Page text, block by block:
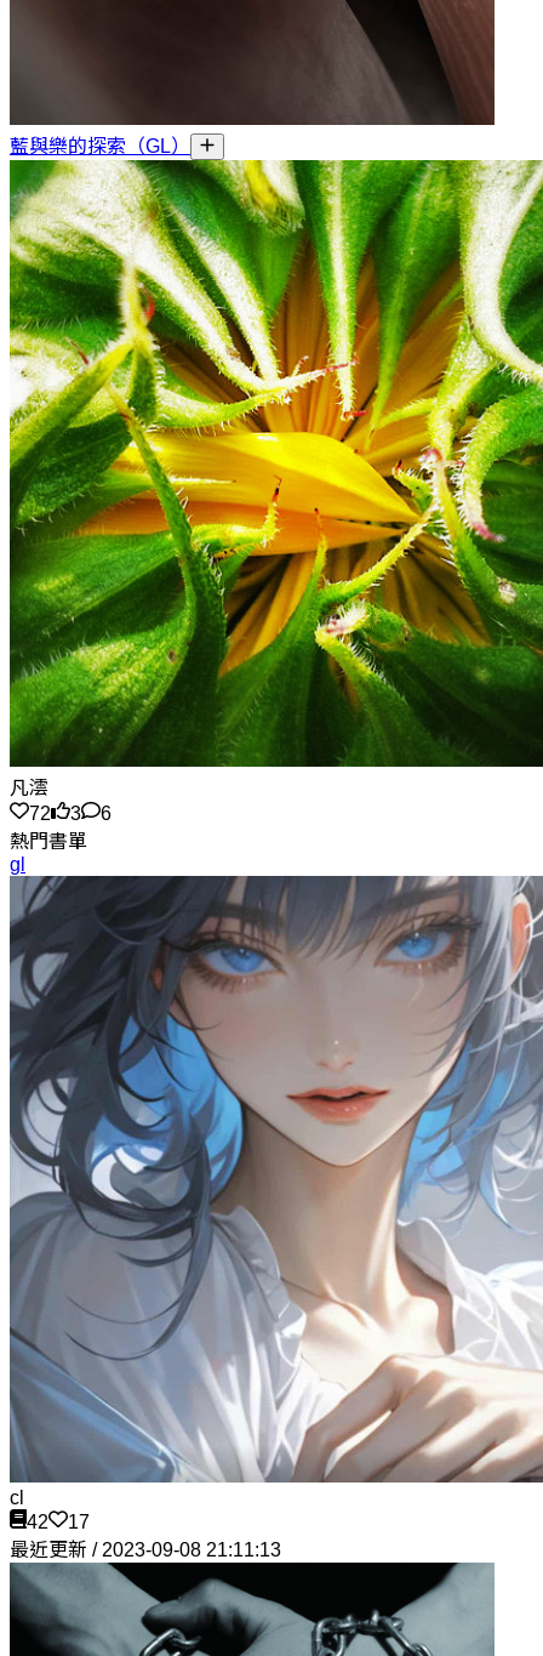
藍與樂的探索（GL）
凡澐
72
3
6
熱門書單
gl
cl
42
17
最近更新 / 2023-09-08 21:11:13